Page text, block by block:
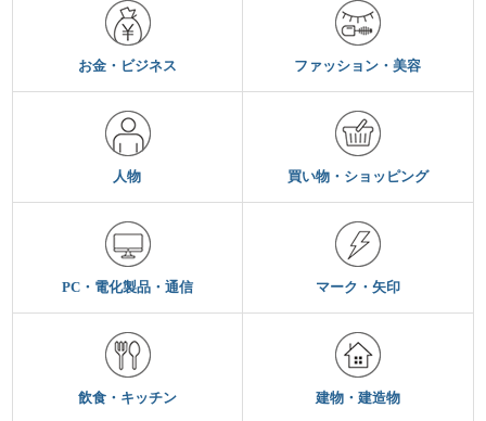
お金・ビジネス ファッション・美容
人物 買い物・ショッピング
PC・電化製品・通信 マーク・矢印
飲食・キッチン 建物・建造物